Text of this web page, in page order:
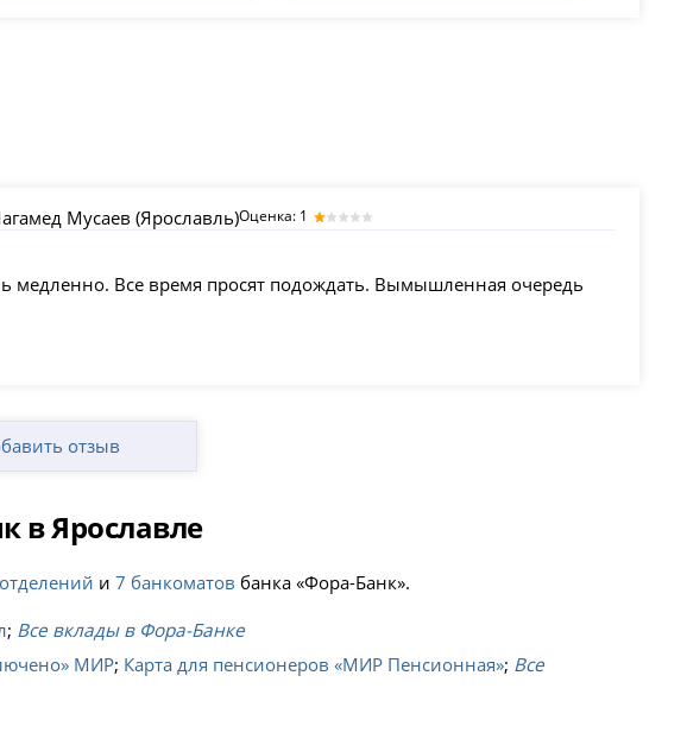
Мусаев (Ярославль)Оценка: 1
медленно. Все время просят подождать. Вымышленная очередь
отзыв
в Ярославле
и7 банкоматов банка «Фора-Банк».
; Все вклады в Фора-Банке
МИР; Карта для пенсионеров «МИР Пенсионная»; Все